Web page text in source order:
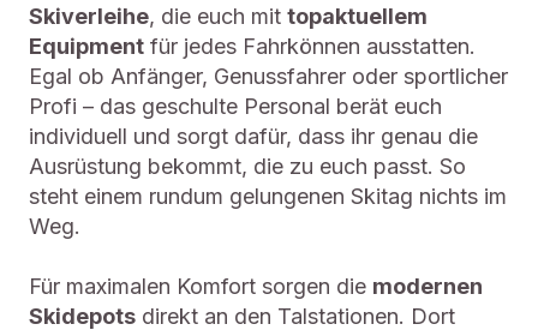
Skiverleihe, die euch mit topaktuellem
Equipment für jedes Fahrkönnen ausstatten.
Egal ob Anfänger, Genussfahrer oder sportlicher
Profi – das geschulte Personal berät euch
individuell und sorgt dafür, dass ihr genau die
Ausrüstung bekommt, die zu euch passt. So
steht einem rundum gelungenen Skitag nichts im
Weg.
Für maximalen Komfort sorgen die modernen
Skidepots direkt an den Talstationen. Dort